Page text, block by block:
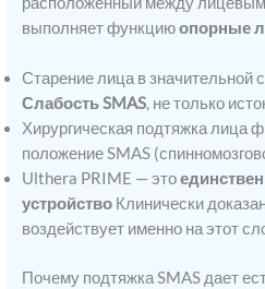
выполняет функциюопорные
Старение лица в значительной
Слабость SMAS, не только
Хирургическая подтяжка лица
положение SMAS
Ulthera PRIME — это
устройство Клинически
воздействует именно на этот
Почему подтяжка SMAS дает